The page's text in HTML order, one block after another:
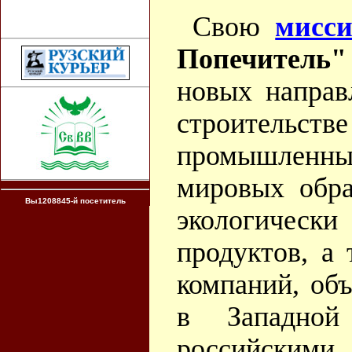
Вы1208845-й посетитель
Свою
Попечитель"
новых
мировых
продуктов, а
компаний,
в